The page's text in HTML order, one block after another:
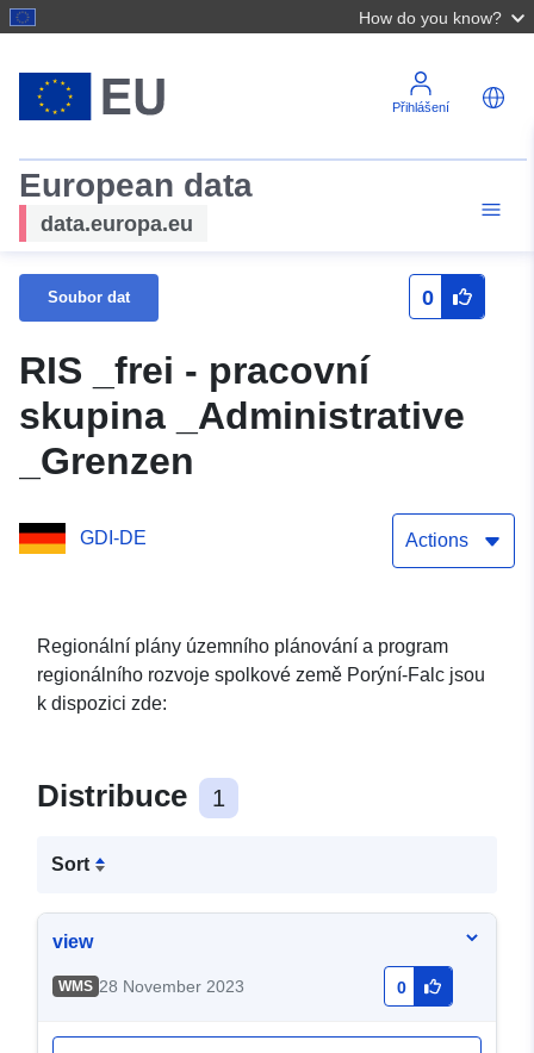
How do you know?
Přihlášení
European data
data.europa.eu
Soubor dat 0
RIS _frei - pracovní
skupina _Administrative
_Grenzen
GDI-DE Actions
Regionální plány územního plánování a program
regionálního rozvoje spolkové země Porýní-Falc jsou
k dispozici zde:
Distribuce 1
Sort
view
WMS 28 November 2023 0